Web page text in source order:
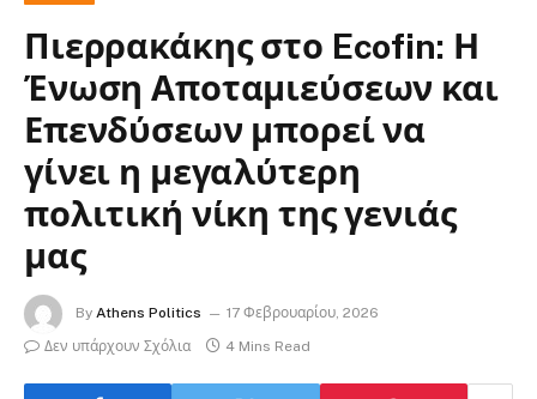
Πιερρακάκης στο Ecofin: Η
Ένωση Αποταμιεύσεων και
Επενδύσεων μπορεί να
γίνει η μεγαλύτερη
πολιτική νίκη της γενιάς
μας
By Athens Politics
17 Φεβρουαρίου, 2026
Δεν υπάρχουν Σχόλια
4 Mins Read